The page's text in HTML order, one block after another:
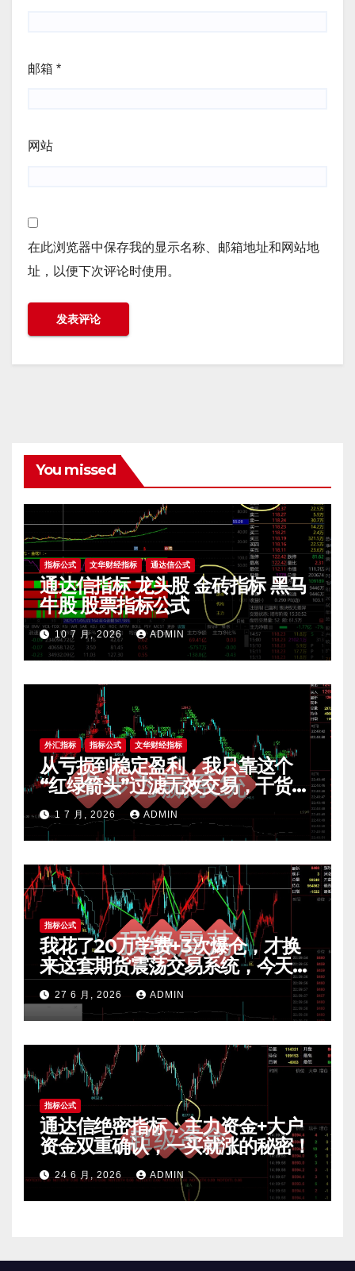
邮箱 *
网站
在此浏览器中保存我的显示名称、邮箱地址和网站地
址，以便下次评论时使用。
You missed
指标公式 文华财经指标 通达信公式
通达信指标 龙头股 金砖指标 黑马
牛股 股票指标公式
10 7 月, 2026 ADMIN
外汇指标 指标公式 文华财经指标
从亏损到稳定盈利，我只靠这个
“红绿箭头”过滤无效交易，干货全
公开 mt4指标
1 7 月, 2026 ADMIN
指标公式
我花了20万学费+3次爆仓，才换
来这套期货震荡交易系统，今天免
费公开核心逻辑
27 6 月, 2026 ADMIN
指标公式
通达信绝密指标：主力资金+大户
资金双重确认，一买就涨的秘密！
24 6 月, 2026 ADMIN